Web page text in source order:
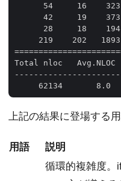
54     16
42     19
28     18
219    202
Total nloc
上記の結果に登場する
用語 説明
循環的複雑度。